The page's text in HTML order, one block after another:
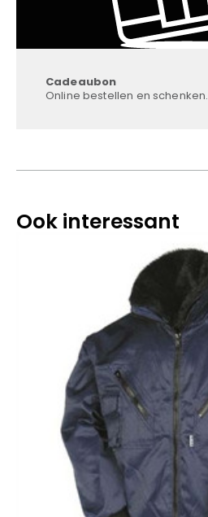
Cadeaubon
Online bestellen en schenken.
Ook interessant